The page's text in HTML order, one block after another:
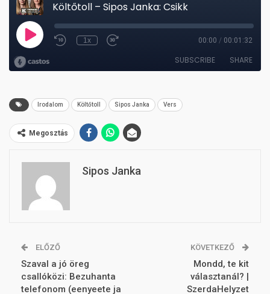
Irodalom Költőtoll Sipos Janka Vers
Megosztás
Sipos Janka
ELŐZŐ
Szaval a jó öreg
csallóközi: Bezuhanta
telefonom (eenyeete ja
KÖVETKEZŐ
Mondd, te kit
választanál? |
SzerdaHelyzet